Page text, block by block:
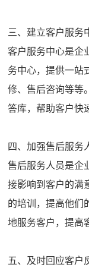
三、建立客户服务
客户服务中心是企
务中心，提供一站
修、售后咨询等等
答库，帮助客户快
四、加强售后服务
售后服务人员是企
接影响到客户的满
的培训，提高他们
地服务客户，提高
五、及时回应客户